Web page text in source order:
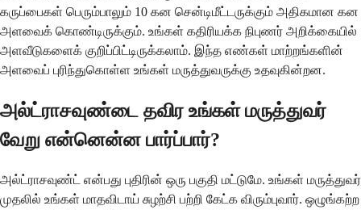
கருப்பைகள் பெரும்பாலும் 10 கன சென்டிமீட்டருக்கும் அதிகமான கன
அளவைக் கொண்டிருக்கும். உங்கள் கதிரியக்க நிபுணர் அறிக்கையில்
அளவீடுகளைக் குறிப்பிட்டிருக்கலாம். இந்த எண்கள் மாற்றங்களின்
அளவைப் புரிந்துகொள்ள உங்கள் மருத்துவருக்கு உதவுகின்றன.
அல்ட்ராசவுண்டை தவிர உங்கள் மருத்துவர்
வேறு என்னென்ன பார்ப்பார்?
அல்ட்ராசவுண்ட் என்பது புதிரின் ஒரு பகுதி மட்டுமே. உங்கள் மருத்துவர்
முதலில் உங்கள் மாதவிடாய் சுழற்சி பற்றி கேட்க விரும்புவார். ஒழுங்கற்ற